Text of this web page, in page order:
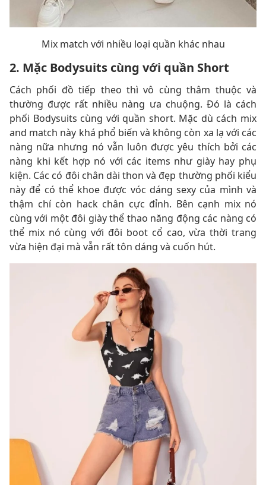
Mix match với nhiều loại quần khác nhau
2. Mặc Bodysuits cùng với quần Short
Cách phối đồ tiếp theo thì vô cùng thâm thuộc và
thường được rất nhiều nàng ưa chuộng. Đó là cách
phối Bodysuits cùng với quần short. Mặc dù cách mix
and match này khá phổ biến và không còn xa lạ với các
nàng nữa nhưng nó vẫn luôn được yêu thích bởi các
nàng khi kết hợp nó với các items như giày hay phụ
kiện. Các có đôi chân dài thon và đẹp thường phối kiểu
này để có thể khoe được vóc dáng sexy của mình và
thậm chí còn hack chân cực đỉnh. Bên cạnh mix nó
cùng với một đôi giày thể thao năng động các nàng có
thể mix nó cùng với đôi boot cổ cao, vừa thời trang
vừa hiện đại mà vẫn rất tôn dáng và cuốn hút.